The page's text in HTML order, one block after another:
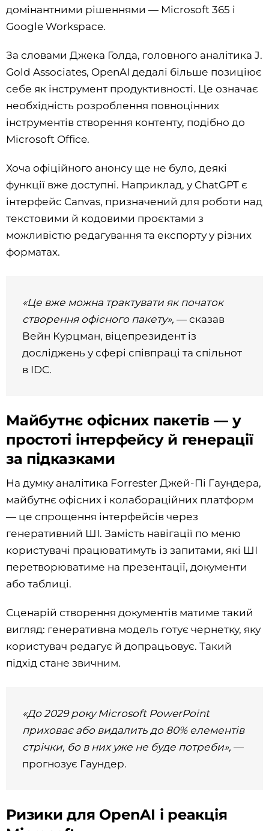
домінантними рішеннями — Microsoft 365 і
Google Workspace.
За словами Джека Голда, головного аналітика J.
Gold Associates, OpenAI дедалі більше позиціює
себе як інструмент продуктивності. Це означає
необхідність розроблення повноцінних
інструментів створення контенту, подібно до
Microsoft Office.
Хоча офіційного анонсу ще не було, деякі
функції вже доступні. Наприклад, у ChatGPT є
інтерфейс Canvas, призначений для роботи над
текстовими й кодовими проєктами з
можливістю редагування та експорту у різних
форматах.
«Це вже можна трактувати як початок
створення офісного пакету», — сказав
Вейн Курцман, віцепрезидент із
досліджень у сфері співпраці та спільнот
в IDC.
Майбутнє офісних пакетів — у
простоті інтерфейсу й генерації
за підказками
На думку аналітика Forrester Джей-Пі Гаундера,
майбутнє офісних і колабораційних платформ
— це спрощення інтерфейсів через
генеративний ШІ. Замість навігації по меню
користувачі працюватимуть із запитами, які ШІ
перетворюватиме на презентації, документи
або таблиці.
Сценарій створення документів матиме такий
вигляд: генеративна модель готує чернетку, яку
користувач редагує й допрацьовує. Такий
підхід стане звичним.
«До 2029 року Microsoft PowerPoint
приховає або видалить до 80% елементів
стрічки, бо в них уже не буде потреби», —
прогнозує Гаундер.
Ризики для OpenAI і реакція